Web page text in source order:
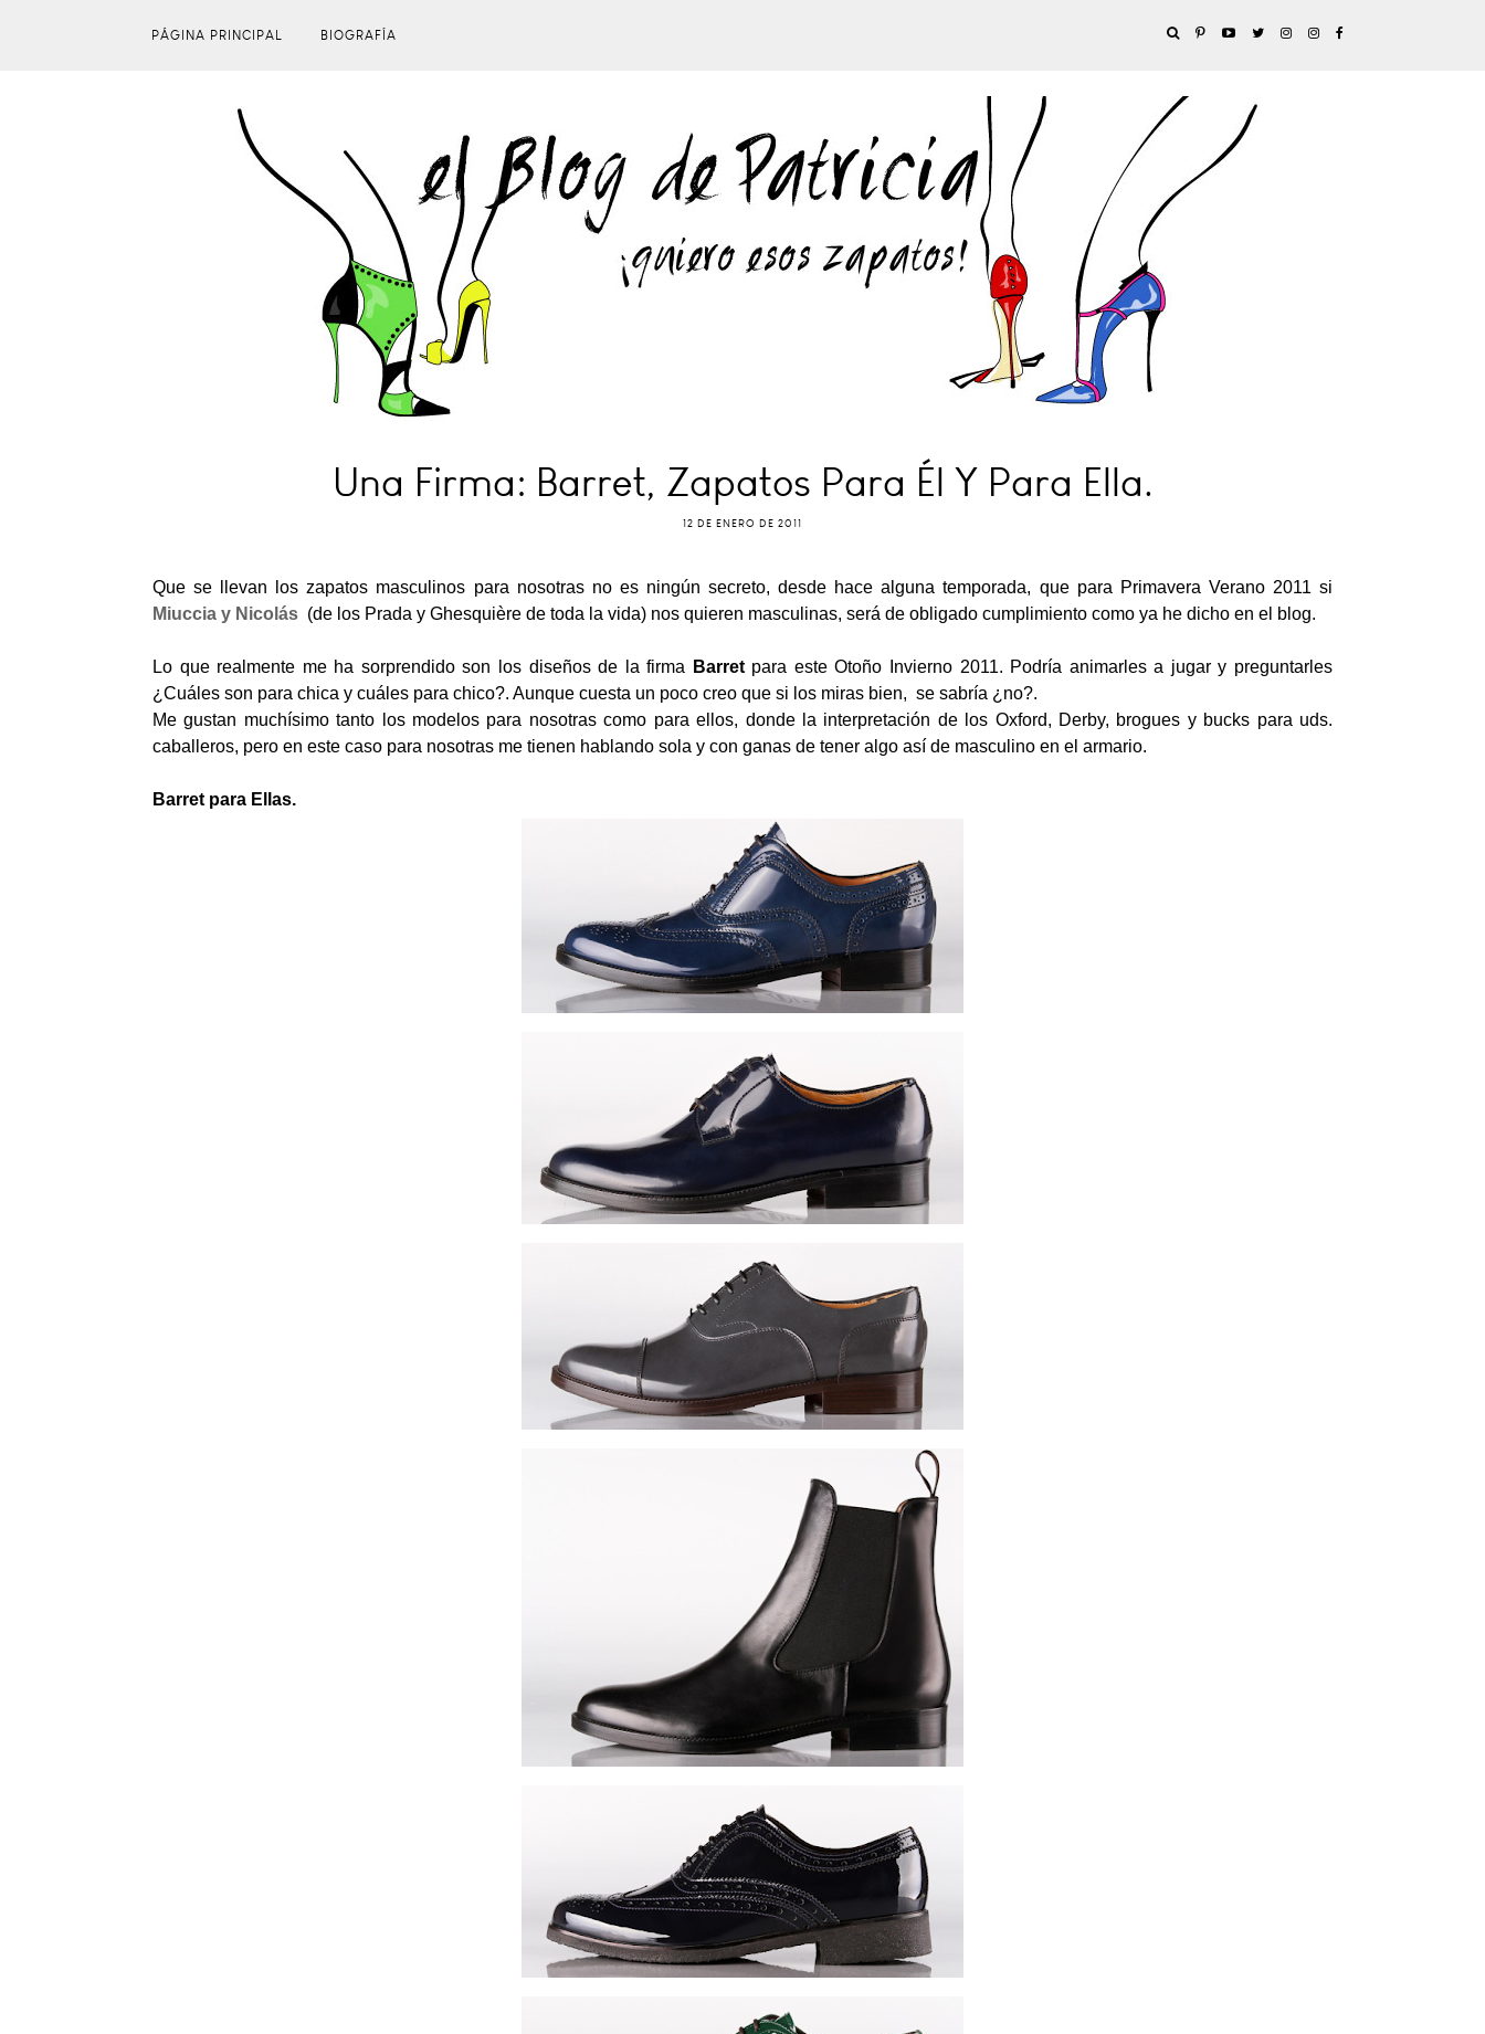
PÁGINA PRINCIPAL BIOGRAFÍA
Una Firma: Barret, Zapatos Para Él Y Para Ella.
12 DE ENERO DE 2011
Que se llevan los zapatos masculinos para nosotras no es ningún secreto, desde hace alguna temporada, que para Primavera Verano 2011 si
Miuccia y Nicolás (de los Prada y Ghesquière de toda la vida) nos quieren masculinas, será de obligado cumplimiento como ya he dicho en el blog.
Lo que realmente me ha sorprendido son los diseños de la firma Barretpara este Otoño Invierno 2011. Podría animarles a jugar y preguntarles
¿Cuáles son para chica y cuáles para chico?. Aunque cuesta un poco creo que si los miras bien, se sabría ¿no?.
Me gustan muchísimo tanto los modelos para nosotras como para ellos, donde la interpretación de los Oxford, Derby, brogues y bucks para uds.
caballeros, pero en este caso para nosotras me tienen hablando sola y con ganas de tener algo así de masculino en el armario.
Barret para Ellas.